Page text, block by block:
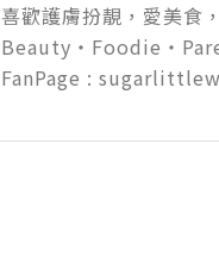
喜歡護膚扮靚，愛美食
FanPage :